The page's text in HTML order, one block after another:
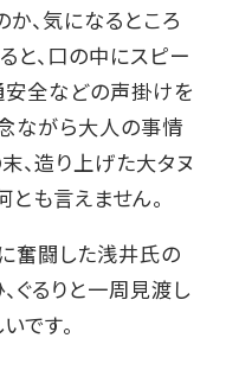
、気になるところ
と、口の中にスピー
安全などの声掛けを
念ながら大人の事情
、造り上げた大タヌ
とも言えません。
奮闘した浅井氏の
ぐるりと一周見渡し
です。